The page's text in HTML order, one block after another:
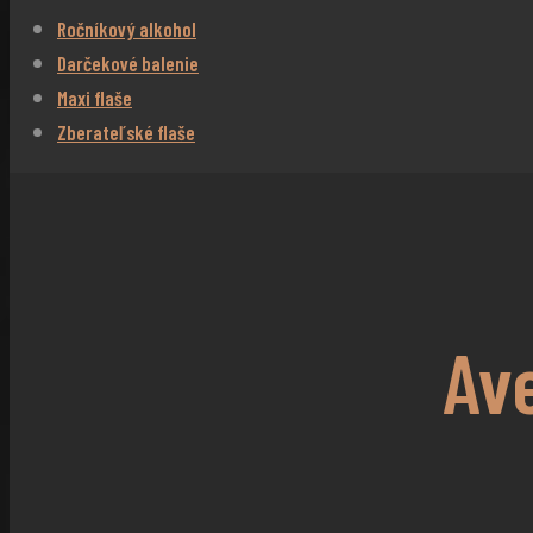
Ročníkový alkohol
Darčekové balenie
Maxi flaše
Zberateľské flaše